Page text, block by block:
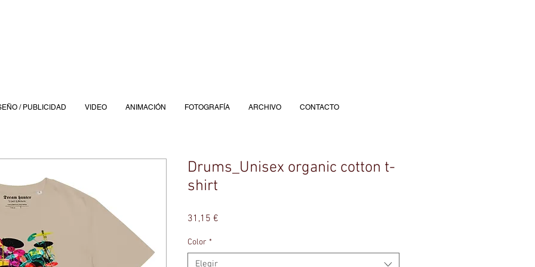
Drums_Unisex organic cotton t-
shirt
31,15 €
Color *
Elegir
/ PUBLICIDAD VIDEO ANIMACIÓN FOTOGRAFÍA ARCHIVO CONTACTO